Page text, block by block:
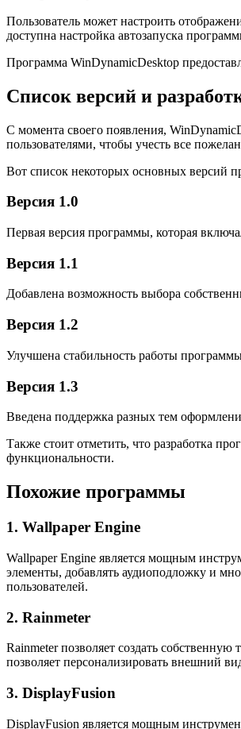
Пользователь может настроить
доступна настройка автозапуска
Программа WinDynamicDesktop
Список версий и
С момента своего появления,
пользователями, чтобы учесть все
Вот список некоторых основных версий
Версия 1.0
Первая версия программы, которая
Версия 1.1
Добавлена возможность выбора
Версия 1.2
Улучшена стабильность работы
Версия 1.3
Введена поддержка разных тем
Также стоит отметить, что разработка
функциональности.
Похожие программы
1. Wallpaper Engine
Wallpaper Engine является мощным
элементы, добавлять аудиоподложку и
пользователей.
2. Rainmeter
Rainmeter позволяет создать
позволяет персонализировать внешний
3. DisplayFusion
DisplayFusion является мощным